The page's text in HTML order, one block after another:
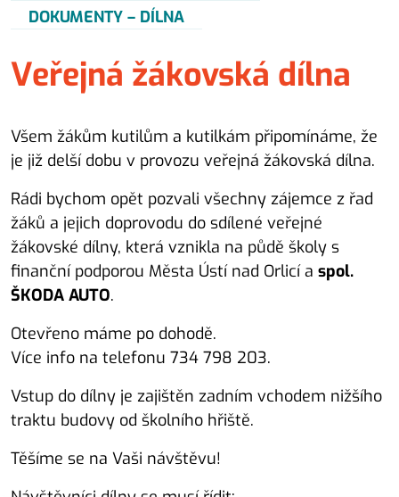
DOKUMENTY – DÍLNA
Veřejná žákovská dílna
Všem žákům kutilům a kutilkám připomínáme, že
je již delší dobu v provozu veřejná žákovská dílna.
Rádi bychom opět pozvali všechny zájemce z řad
žáků a jejich doprovodu do sdílené veřejné
žákovské dílny, která vznikla na půdě školy s
finanční podporou Města Ústí nad Orlicí a spol.
ŠKODA AUTO.
Otevřeno máme po dohodě.
Více info na telefonu 734 798 203.
Vstup do dílny je zajištěn zadním vchodem nižšího
traktu budovy od školního hřiště.
Těšíme se na Vaši návštěvu!